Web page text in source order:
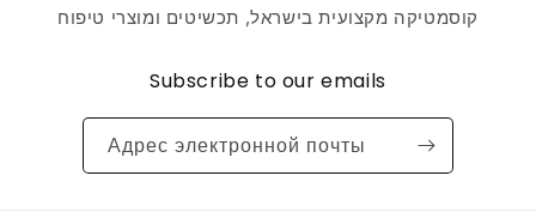
קוסמטיקה מקצועית בישראל, תכשיטים ומוצרי טיפוח
Subscribe to our emails
Адрес электронной почты